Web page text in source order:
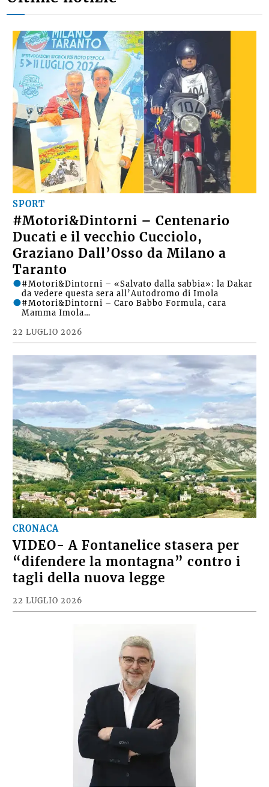
SPORT
#Motori&Dintorni – Centenario
Ducati e il vecchio Cucciolo,
Graziano Dall’Osso da Milano a
Taranto
22 LUGLIO 2026
#Motori&Dintorni – «Salvato dalla sabbia»: la Dakar
da vedere questa sera all’Autodromo di Imola
#Motori&Dintorni – Caro Babbo Formula, cara
Mamma Imola…
CRONACA
VIDEO- A Fontanelice stasera per
“difendere la montagna” contro i
tagli della nuova legge
22 LUGLIO 2026